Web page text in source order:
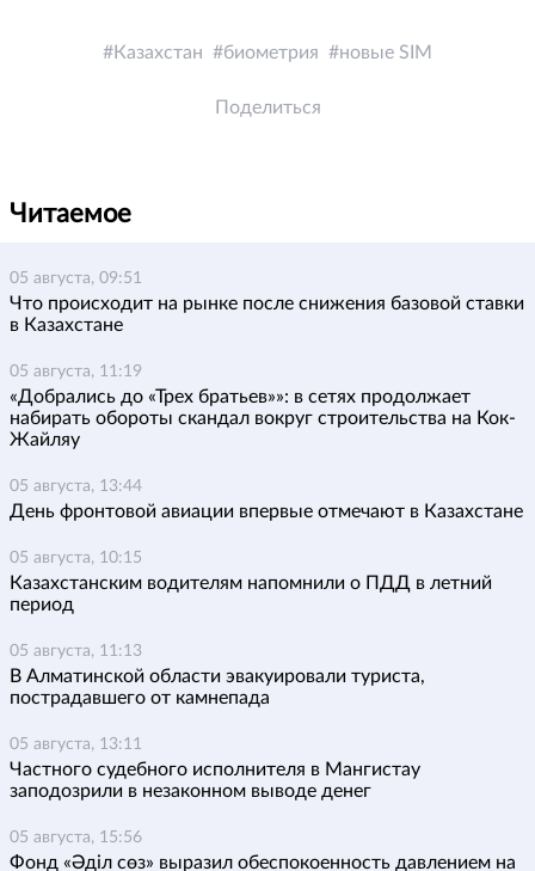
Казахстан биометрия новые SIM
Поделиться
Читаемое
05 августа, 09:51
Что происходит на рынке после снижения базовой ставки
в Казахстане
05 августа, 11:19
«Добрались до «Трех братьев»»: в сетях продолжает
набирать обороты скандал вокруг строительства на Кок-
Жайляу
05 августа, 13:44
День фронтовой авиации впервые отмечают в Казахстане
05 августа, 10:15
Казахстанским водителям напомнили о ПДД в летний
период
05 августа, 11:13
В Алматинской области эвакуировали туриста,
пострадавшего от камнепада
05 августа, 13:11
Частного судебного исполнителя в Мангистау
заподозрили в незаконном выводе денег
05 августа, 15:56
Фонд «Әділ сөз» выразил обеспокоенность давлением на